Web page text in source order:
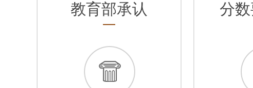
教育部承认 分